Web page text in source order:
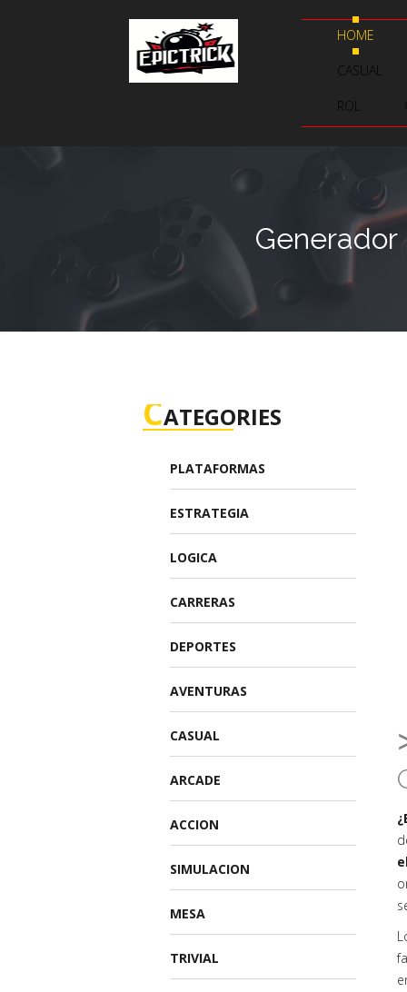
HOME
CASUAL
ROL
Generador
CATEGORIES
PLATAFORMAS
ESTRATEGIA
LOGICA
CARRERAS
DEPORTES
AVENTURAS
CASUAL
ARCADE
ACCION
SIMULACION
MESA
TRIVIAL